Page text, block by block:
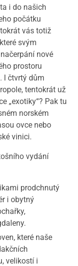
i do našich
počátku
vás totiž
svým
nové
prostoru
I čtvrtý dům
tentokrát už
„exotiky“? Pak tu
norském
ovce nebo
vinici.
vydání
prodchnutý
i obytný
které naše
velikostí i